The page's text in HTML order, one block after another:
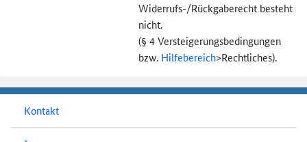
Widerrufs-/Rückgaberecht besteht
nicht.
(§ 4 Versteigerungs­bedingungen
bzw. Hilfebereich>Rechtliches).
Kontakt